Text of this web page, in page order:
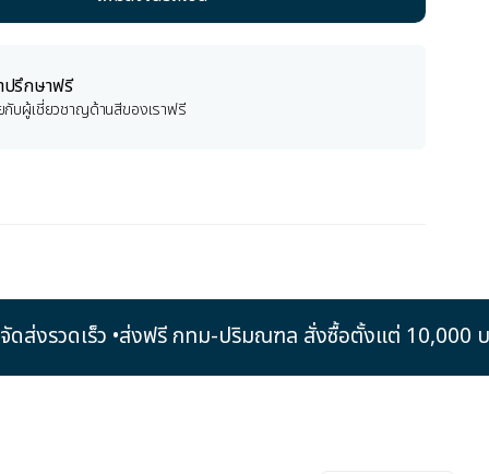
ปรึกษาฟรี
บผู้เชี่ยวชาญด้านสีของเราฟรี
ารจัดส่งรวดเร็ว • ส่งฟรี กทม-ปริมณฑล สั่งซื้อตั้งแต่